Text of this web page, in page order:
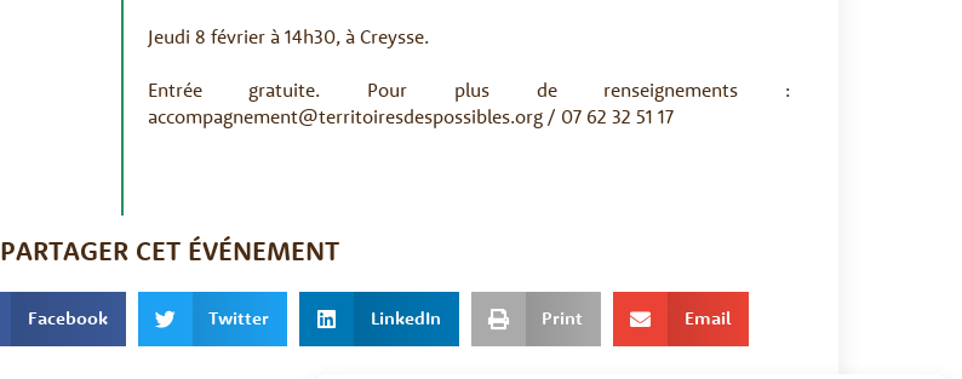
Jeudi 8 février à 14h30, à Creysse.
Entrée gratuite. Pour plus de renseignements :
accompagnement@territoiresdespossibles.org / 07 62 32 51 17
PARTAGER CET ÉVÉNEMENT
Facebook Twitter LinkedIn Print Email